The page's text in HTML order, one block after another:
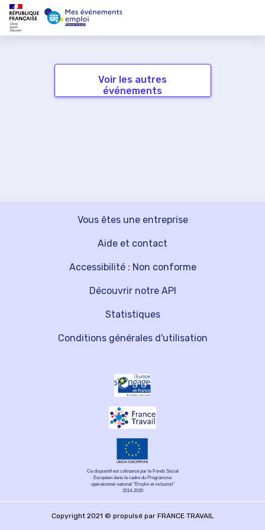
Voir les autres
événements
Vous êtes une entreprise
Découvrir notre API
Aide et contact
Statistiques
Accessibilité : Non conforme
Conditions générales d'utilisation
Ce dispositif est cofinancé par le Fonds Social
Européen dans le cadre du Programme
opérationnel national "Emploi et inclusion"
2014-2020
Copyright 2021 © propulsé par FRANCE TRAVAIL